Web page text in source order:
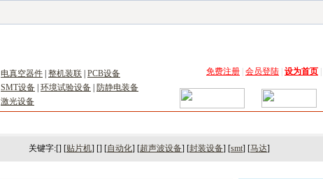
电真空器件 整机装联 PCB设备
SMT设备 环境试验设备
防静电装备
激光设备
免费注册 会员登陆 设为首页
关键字:[] [贴片机] [] [自动化] [超声波设备] [封装设备] [smt] [马达]